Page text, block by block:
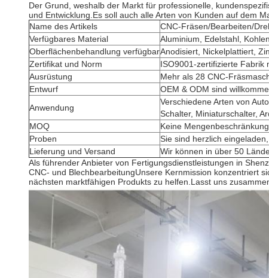
Der Grund, weshalb der Markt für professionelle,
und Entwicklung.Es soll auch alle Arten von Kunden auf dem
Name des Artikels
CNC-Fräsen/Bearbeiten/
Verfügbares Material
Aluminium, Edelstahl,
Oberflächenbehandlung verfügbarAnodisiert, Nickelplattiert,
Zertifikat und Norm
ISO9001-zertifizierte Fabrik
Ausrüstung
Mehr als 28 CNC-
Entwurf
OEM & ODM sind
Anwendung
Verschiedene Arten von
Schalter, Miniaturschalter,
MOQ
Keine Mengenbeschränkung
Proben
Sie sind herzlich
Lieferung und Versand
Wir können in über 50
Als führender Anbieter von Fertigungsdienstleistungen in
CNC- und BlechbearbeitungUnsere Kernmission konzentriert
nächsten marktfähigen Produkts zu helfen.Lasst uns